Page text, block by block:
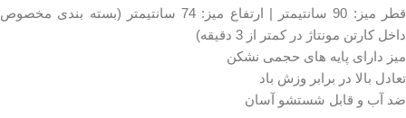
قطر میز: 90 سانتیمتر | ارتفاع میز: 74 سانتیمتر (بسته بندی مخصوص
داخل کارتن مونتاژ در کمتر از 3 دقیقه)
میز دارای پایه های حجمی نشکن
تعادل بالا در برابر وزش باد
ضد آب و قابل شستشو آسان